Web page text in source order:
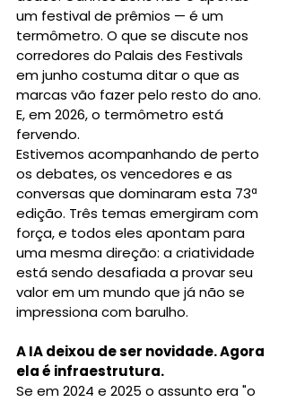
um festival de prêmios — é um
termômetro. O que se discute nos
corredores do Palais des Festivals
em junho costuma ditar o que as
marcas vão fazer pelo resto do ano.
E, em 2026, o termômetro está
fervendo.
Estivemos acompanhando de perto
os debates, os vencedores e as
conversas que dominaram esta 73ª
edição. Três temas emergiram com
força, e todos eles apontam para
uma mesma direção: a criatividade
está sendo desafiada a provar seu
valor em um mundo que já não se
impressiona com barulho.
A IA deixou de ser novidade. Agora
ela é infraestrutura.
Se em 2024 e 2025 o assunto era "o